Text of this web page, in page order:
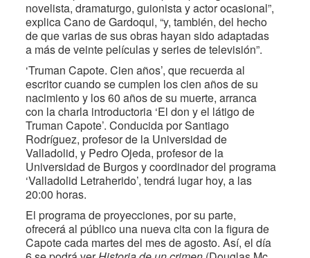
novelista, dramaturgo, guionista y actor ocasional”,
explica Cano de Gardoqui, “y, también, del hecho
de que varias de sus obras hayan sido adaptadas
a más de veinte películas y series de televisión”.
‘Truman Capote. Cien años’, que recuerda al
escritor cuando se cumplen los cien años de su
nacimiento y los 60 años de su muerte, arranca
con la charla introductoria ‘El don y el látigo de
Truman Capote’. Conducida por Santiago
Rodríguez, profesor de la Universidad de
Valladolid, y Pedro Ojeda, profesor de la
Universidad de Burgos y coordinador del programa
‘Valladolid Letraherido’, tendrá lugar hoy, a las
20:00 horas.
El programa de proyecciones, por su parte,
ofrecerá al público una nueva cita con la figura de
Capote cada martes del mes de agosto. Así, el día